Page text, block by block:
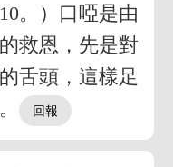
。）口啞是由
救恩，先是對
舌頭，這樣足